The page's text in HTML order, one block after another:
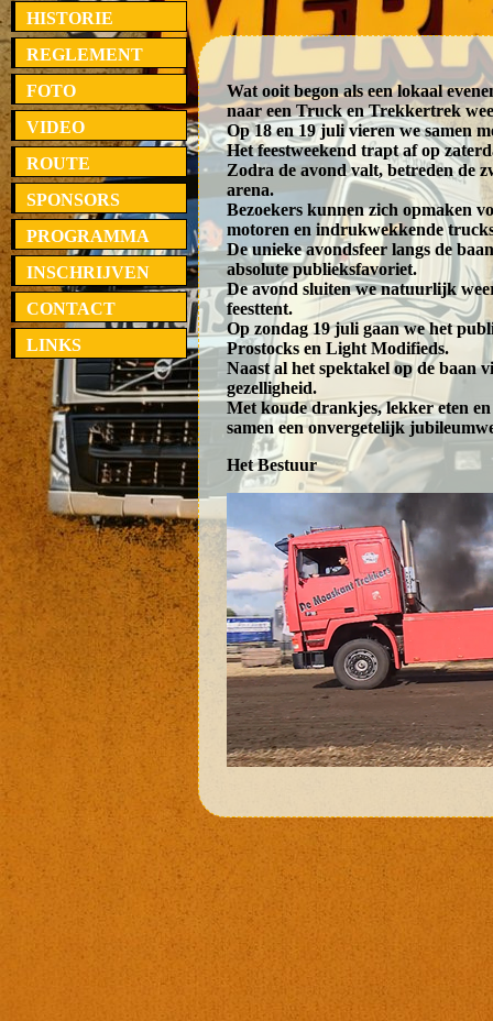
HISTORIE
REGLEMENT
FOTO
VIDEO
ROUTE
SPONSORS
PROGRAMMA
INSCHRIJVEN
CONTACT
LINKS
Wat ooit begon als een lokaal
naar een Truck en Trekkertrek
Op 18 en 19 juli vieren we samen
Het feestweekend trapt af op
Zodra de avond valt, betreden de
arena.
Bezoekers kunnen zich opmaken
motoren en indrukwekkende
De unieke avondsfeer langs de
absolute publieksfavoriet.
De avond sluiten we natuurlijk
feesttent.
Op zondag 19 juli gaan we het
Prostocks en Light Modifieds.
Naast al het spektakel op de baan
gezelligheid.
Met koude drankjes, lekker eten
samen een onvergetelijk
Het Bestuur